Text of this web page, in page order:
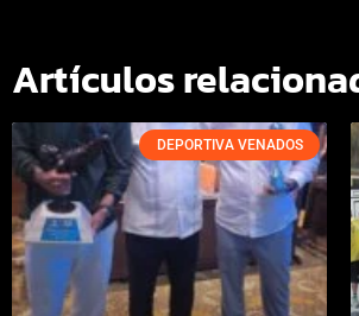
Artículos
DEPORTIVA VENADOS